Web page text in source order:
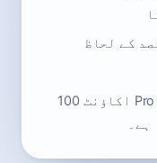
کے لحاظ
ہے۔